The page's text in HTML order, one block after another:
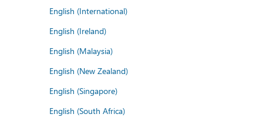
English (International)
English (Ireland)
English (Malaysia)
English (New Zealand)
English (Singapore)
English (South Africa)